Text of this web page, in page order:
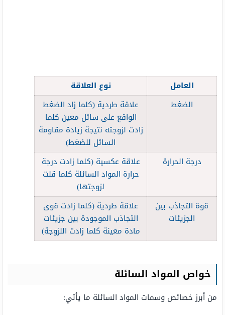
العامل
نوع العلاقة
الضغط
علاقة طردية (كلما زاد الضغط
الواقع على سائل معين كلما
زادت لزوجته نتيجة زيادة مقاومة
السائل للضغط)
درجة الحرارة
علاقة عكسية (كلما زادت درجة
حرارة المواد السائلة كلما قلت
لزوجتها)
قوة التجاذب بين
الجزيئات
علاقة طردية (كلما زادت قوى
التجاذب الموجودة بين جزيئات
مادة معينة كلما زادت اللزوجة)
خواص المواد السائلة
من أبرز خصائص وسمات المواد السائلة ما يأتي: